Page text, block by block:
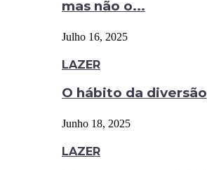
mas não o...
Julho 16, 2025
LAZER
O hábito da diversão
Junho 18, 2025
LAZER